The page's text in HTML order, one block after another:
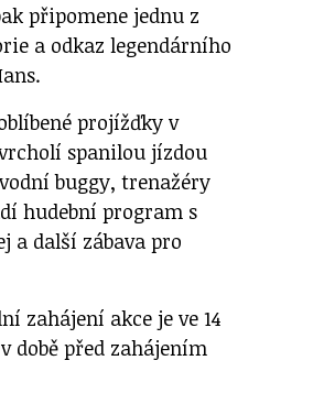
připomene jednu z
a odkaz legendárního
projížďky v
spanilou jízdou
buggy, trenažéry
hudební program s
a další zábava pro
zahájení akce je ve 14
době před zahájením